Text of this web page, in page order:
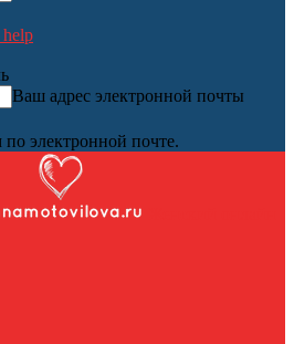
Ваш адрес электронной почты
электронной почте.